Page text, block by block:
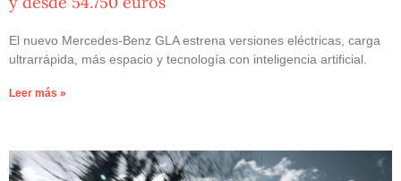
El nuevo Mercedes-Benz GLA estrena versiones eléctricas, carga
ultrarrápida, más espacio y tecnología con inteligencia artificial.
Leer más »